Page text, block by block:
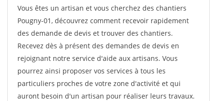
Vous êtes un artisan et vous cherchez des chantiers
Pougny-01, découvrez comment recevoir rapidement
des demande de devis et trouver des chantiers.
Recevez dès à présent des demandes de devis en
rejoignant notre service d'aide aux artisans. Vous
pourrez ainsi proposer vos services à tous les
particuliers proches de votre zone d'activité et qui
auront besoin d'un artisan pour réaliser leurs travaux.